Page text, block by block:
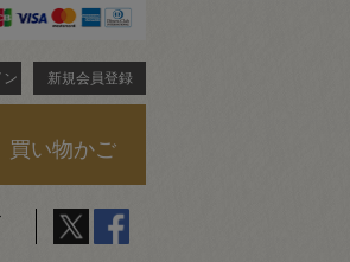
ン 新規会員登録
買い物かご